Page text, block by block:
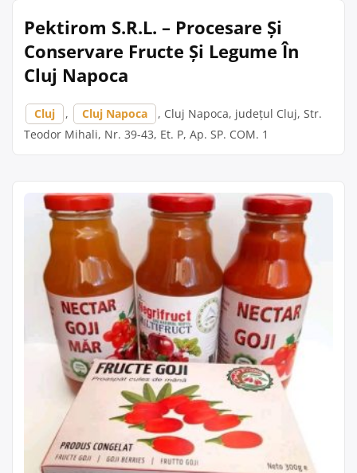
Pektirom S.R.L. – Procesare Și
Conservare Fructe Și Legume În
Cluj Napoca
Cluj , Cluj Napoca
, Cluj Napoca, județul Cluj, Str.
Teodor Mihali, Nr. 39-43, Et. P, Ap. SP. COM. 1